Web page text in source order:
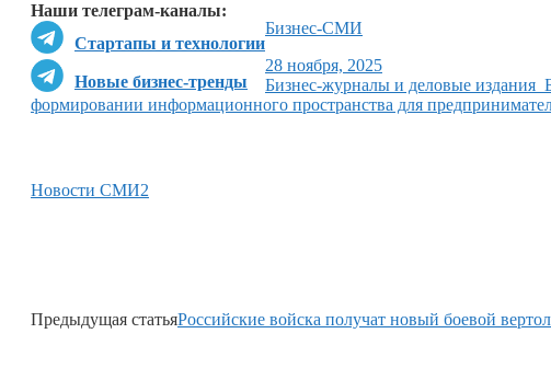
Наши телеграм-каналы:
Стартапы и технологии
Новые бизнес-тренды
Бизнес-СМИ
28 ноября, 2025
Бизнес-журналы и деловые издания
формировании информационного пространства для
Новости СМИ2
Предыдущая статьяРоссийские войска получат новый боевой